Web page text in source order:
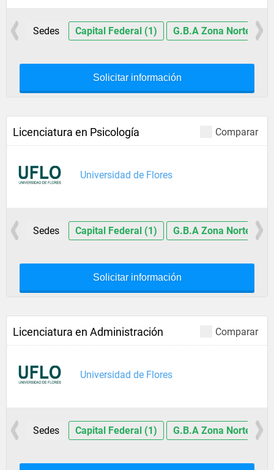
Sedes Capital Federal (1) G.B.A Zona Norte (1)
Solicitar información
Comparar
Licenciatura en Psicología
Universidad de Flores
Sedes Capital Federal (1) G.B.A Zona Norte (1)
Solicitar información
Comparar
Licenciatura en Administración
Universidad de Flores
Sedes Capital Federal (1) G.B.A Zona Norte (1)